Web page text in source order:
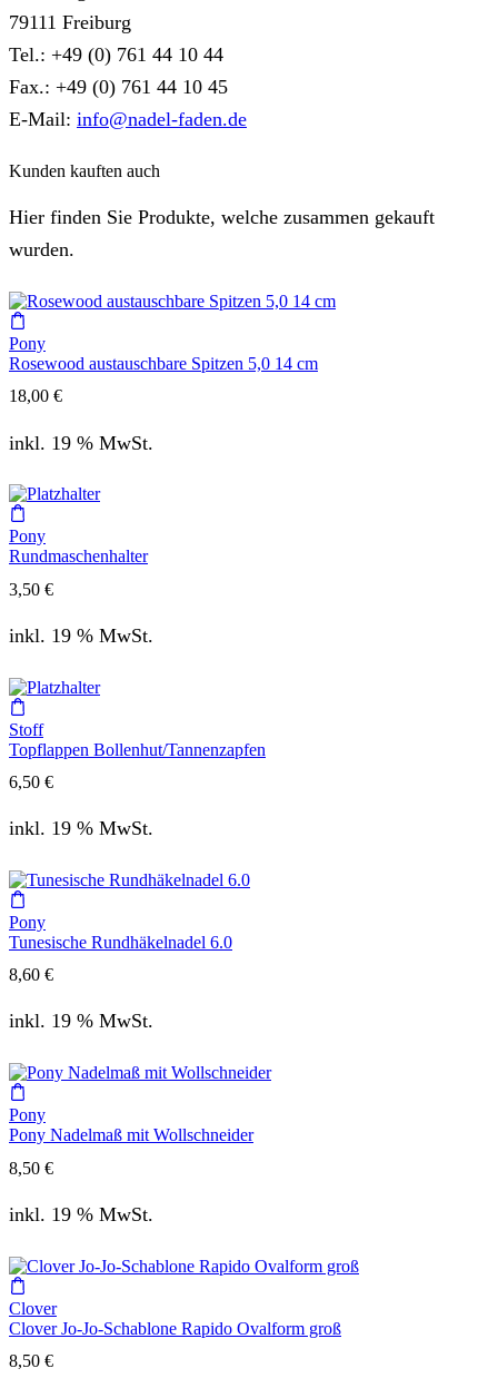
79111 Freiburg
Tel.: +49 (0) 761 44 10 44
Fax.: +49 (0) 761 44 10 45
E-Mail: info@nadel-faden.de
Kunden kauften auch
Hier finden Sie Produkte, welche zusammen gekauft
wurden.
Pony
Rosewood austauschbare Spitzen 5,0 14 cm
18,00 €
inkl. 19 % MwSt.
Pony
Rundmaschenhalter
3,50 €
inkl. 19 % MwSt.
Stoff
Topflappen Bollenhut/Tannenzapfen
6,50 €
inkl. 19 % MwSt.
Pony
Tunesische Rundhäkelnadel 6.0
8,60 €
inkl. 19 % MwSt.
Pony
Pony Nadelmaß mit Wollschneider
8,50 €
inkl. 19 % MwSt.
Clover
Clover Jo-Jo-Schablone Rapido Ovalform groß
8,50 €